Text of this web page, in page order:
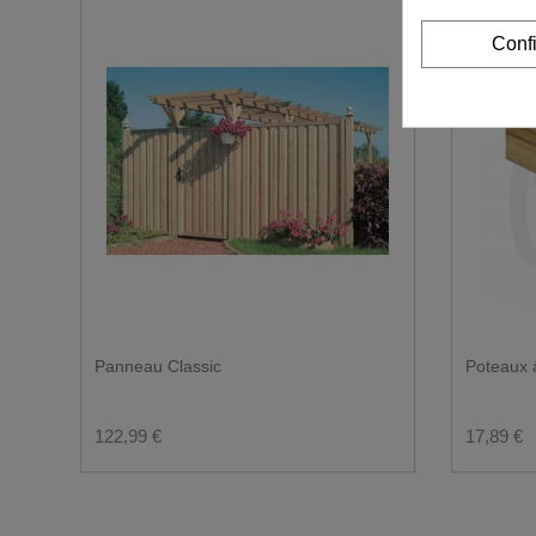
Souhaitez-vous une livraison en vrac ?
Compte tenu du poids du camion, nous ne
Il faut également tenir compte des câbles et des
Le passage doit être d'au moins 3,50 mètres et le
En cas de doute, n'hésitez pas à nous envoyer
Quel est l'espace disponible pour une
Panneau Classic
122,99 €
Poteaux
17,89 €